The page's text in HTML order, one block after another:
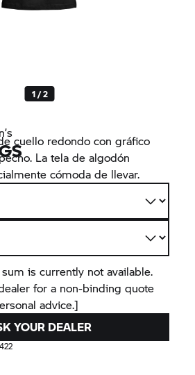
1 / 2
cuello redondo con gráfico
La tela de algodón
cómoda de llevar.
is currently not available.
for a non-binding quote
advice.]
YOUR DEALER